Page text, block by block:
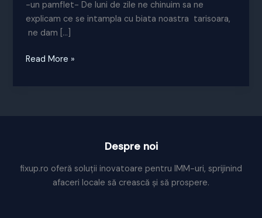
-un pamflet- De luni de zile ne chinuim sa ne
explicam ce se intampla cu biata noastra tarisoara,
ne dam […]
Hei
Read More »
Despre noi
fixup.ro oferă soluții inovatoare pentru IMM-uri, sprijinind
afaceri locale să crească și să prospere.